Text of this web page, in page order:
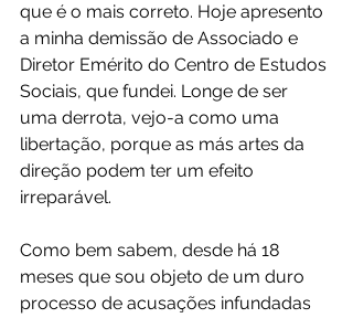
que é o mais correto. Hoje apresento
a minha demissão de Associado e
Diretor Emérito do Centro de Estudos
Sociais, que fundei. Longe de ser
uma derrota, vejo-a como uma
libertação, porque as más artes da
direção podem ter um efeito
irreparável.
Como bem sabem, desde há 18
meses que sou objeto de um duro
processo de acusações infundadas